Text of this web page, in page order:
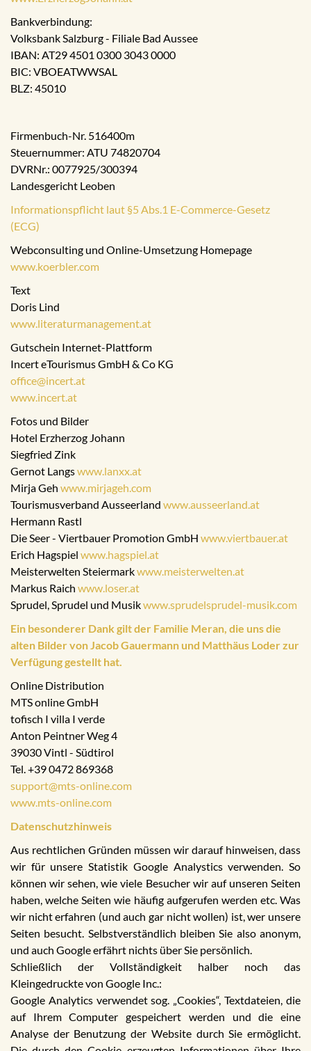
Bankverbindung:
Volksbank Salzburg - Filiale Bad Aussee
IBAN: AT29 4501 0300 3043 0000
BIC: VBOEATWWSAL
BLZ: 45010
Firmenbuch-Nr. 516400m
Steuernummer: ATU 74820704
DVRNr.: 0077925/300394
Landesgericht Leoben
Informationspflicht laut §5 Abs.1 E-Commerce-Gesetz
(ECG)
Webconsulting und Online-Umsetzung Homepage
www.koerbler.com
Text
Doris Lind
www.literaturmanagement.at
Gutschein Internet-Plattform
Incert eTourismus GmbH & Co KG
office@incert.at
www.incert.at
Fotos und Bilder
Hotel Erzherzog Johann
Siegfried Zink
Gernot Langswww.lanxx.at
Mirja Geh www.mirjageh.com
Tourismusverband Ausseerland www.ausseerland.at
Hermann Rastl
Die Seer - Viertbauer Promotion GmbH www.viertbauer.at
Erich Hagspiel www.hagspiel.at
Meisterwelten Steiermarkwww.meisterwelten.at
Markus Raich www.loser.at
Sprudel, Sprudel und Musikwww.sprudelsprudel-musik.com
Ein besonderer Dank gilt der Familie Meran, die uns die
alten Bilder von Jacob Gauermann und Matthäus Loder zur
Verfügung gestellt hat.
Online Distribution
MTS online GmbH
tofisch I villa I verde
Anton Peintner Weg 4
39030 Vintl - Südtirol
Tel. +39 0472 869368
support@mts-online.com
www.mts-online.com
Datenschutzhinweis
Aus rechtlichen Gründen müssen wir darauf hinweisen, dass
wir für unsere Statistik Google Analystics verwenden. So
können wir sehen, wie viele Besucher wir auf unseren Seiten
haben, welche Seiten wie häufig aufgerufen werden etc. Was
wir nicht erfahren (und auch gar nicht wollen) ist, wer unsere
Seiten besucht. Selbstverständlich bleiben Sie also anonym,
und auch Google erfährt nichts über Sie persönlich.
Schließlich der Vollständigkeit halber noch das
Kleingedruckte von Google Inc.:
Google Analytics verwendet sog. „Cookies“, Textdateien, die
auf Ihrem Computer gespeichert werden und die eine
Analyse der Benutzung der Website durch Sie ermöglicht.